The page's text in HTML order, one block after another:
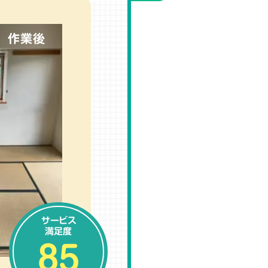
作業後
サービス
満足度
85